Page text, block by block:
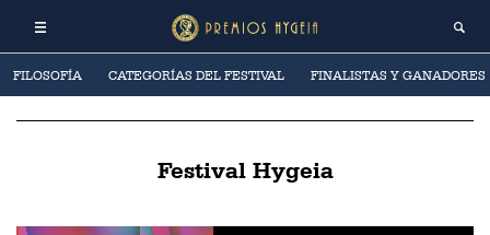
FILOSOFÍA CATEGORÍAS DEL FESTIVAL FINALISTAS Y GANADORES
Festival Hygeia